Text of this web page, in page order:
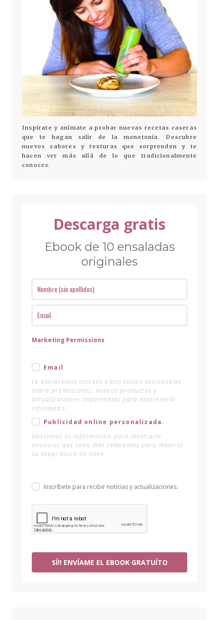
Inspírate y anímate a probar nuevas recetas caseras
que te hagan salir de la monotonía. Descubre
nuevos sabores y texturas que sorprenden y te
hacen ver más allá de lo que tradicionalmente
conoces.
Descarga gratis
Ebook de 10 ensaladas
originales
Marketing Permissions
Email
Le enviaremos correos electrónicos ocasionales
sobre promociones, nuevos productos y
actualizaciones importantes para mantenerlo
informado.
Publicidad online personalizada.
Usaremos su información para mostrarle
anuncios que sean más relevantes para mejorar
su experiencia en línea.
Inscríbete para recibir noticias y actualizaciones.
SÍ!! ENVÍAME EL EBOOK GRATUÍTO